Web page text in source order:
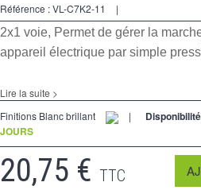
Multimedia
Pièces
Supports
Espace Pro
Référence :VL-C7K2-11
|
2x1 voie, Permet de gérer la
appareil électrique par simple
Lire la suite >
Finitions Blanc brillant
|
JOURS
20,75 € TTC